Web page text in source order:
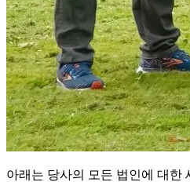
아래는 당사의 모든 법인에 대한